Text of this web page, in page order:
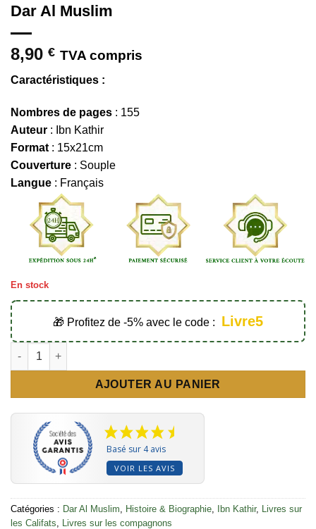
Dar Al Muslim
8,90 € TVA compris
Caractéristiques :
Nombres de pages : 155
Auteur : Ibn Kathir
Format : 15x21cm
Couverture : Souple
Langue : Français
En stock
🎁 Profitez de -5% avec le code : Livre5
quantité de Le califat de 'Ali Ibn Abi Talib - Éditions Dar Al
AJOUTER AU PANIER
Basé sur 4 avis
VOIR LES AVIS
Catégories : Dar Al Muslim Histoire & Biographie Ibn Kathir,
Livres sur
les Califats
Livres sur les compagnons